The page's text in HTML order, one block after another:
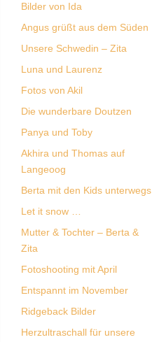
Bilder von Ida
Angus grüßt aus dem Süden
Unsere Schwedin – Zita
Luna und Laurenz
Fotos von Akil
Die wunderbare Doutzen
Panya und Toby
Akhira und Thomas auf
Langeoog
Berta mit den Kids unterwegs
Let it snow …
Mutter & Tochter – Berta &
Zita
Fotoshooting mit April
Entspannt im November
Ridgeback Bilder
Herzultraschall für unsere